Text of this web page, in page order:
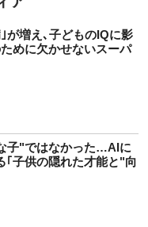
が増え､子どものIQに影
めに欠かせないスーパ
子"ではなかった…AIに
｢子供の隠れた才能と"向